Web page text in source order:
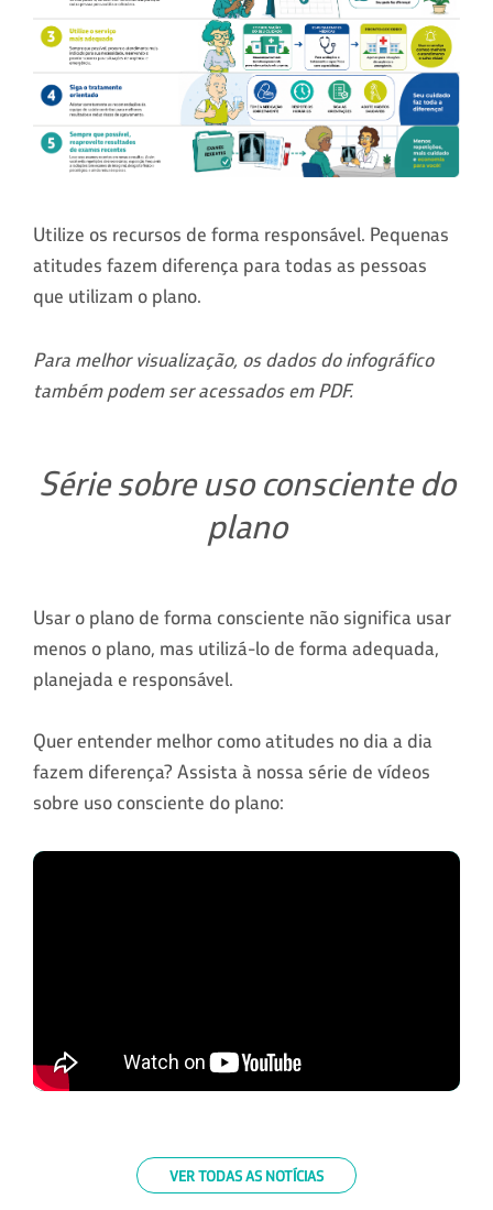
Utilize os recursos de forma responsável. Pequenas
atitudes fazem diferença para todas as pessoas
que utilizam o plano.
Para melhor visualização, os dados do infográfico
também podem ser acessados em PDF.
Série sobre uso consciente do
plano
Usar o plano de forma consciente não significa usar
menos o plano, mas utilizá-lo de forma adequada,
planejada e responsável.
Quer entender melhor como atitudes no dia a dia
fazem diferença? Assista à nossa série de vídeos
sobre uso consciente do plano:
VER TODAS AS NOTÍCIAS